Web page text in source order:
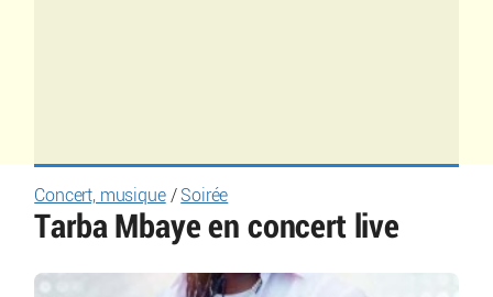
Concert, musique/ Soirée
Tarba Mbaye en concert live